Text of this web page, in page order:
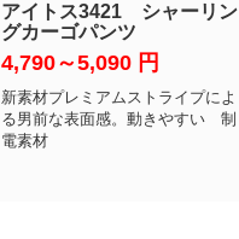
アイトス3421 シャーリン
グカーゴパンツ
4,790～5,090 円
新素材プレミアムストライプによ
る男前な表面感。動きやすい 制
電素材